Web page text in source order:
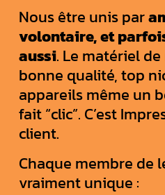
Nous être unis par
volontaire, et
aussi. Le matériel
bonne qualité, top
appareils même un
fait “clic”. C’est
client.
Chaque membre de
vraiment unique :